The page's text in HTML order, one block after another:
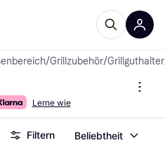
/Grillzubehör/Grillguthalter
Lerne wie
Filtern Beliebtheit